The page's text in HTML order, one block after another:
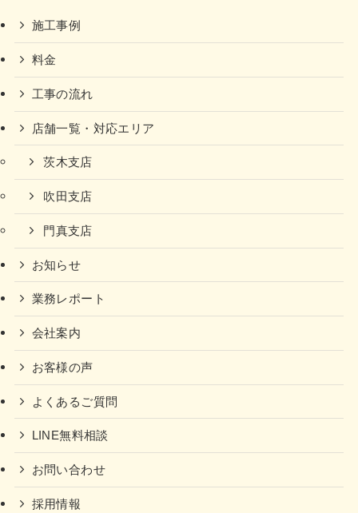
施工事例
料金
工事の流れ
店舗一覧・対応エリア
茨木支店
吹田支店
門真支店
お知らせ
業務レポート
会社案内
お客様の声
よくあるご質問
LINE無料相談
お問い合わせ
採用情報